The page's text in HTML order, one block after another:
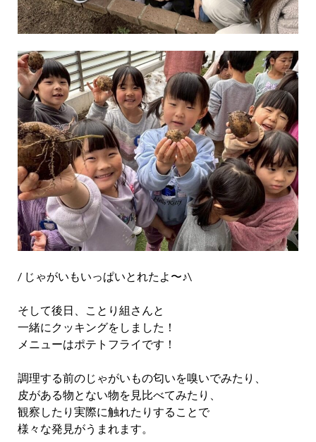
/ じゃがいもいっぱいとれたよ〜♪\
そして後日、ことり組さんと
一緒にクッキングをしました！
メニューはポテトフライです！
調理する前のじゃがいもの匂いを嗅いでみたり、
皮がある物とない物を見比べてみたり、
観察したり実際に触れたりすることで
様々な発見がうまれます。